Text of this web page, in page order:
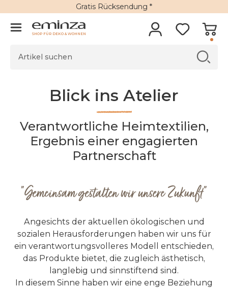
Gratis Rücksendung *
SHOP FÜR DEKO & WOHNEN
Blick ins Atelier
Verantwortliche Heimtextilien,
Ergebnis einer engagierten
Partnerschaft
"Gemeinsam gestalten wir unsere Zukunft"
Angesichts der aktuellen ökologischen und
sozialen Herausforderungen haben wir uns für
ein verantwortungsvolleres Modell entschieden,
das Produkte bietet, die zugleich ästhetisch,
langlebig und sinnstiftend sind.
In diesem Sinne haben wir eine enge Beziehung